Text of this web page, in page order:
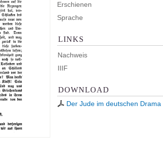
Erschienen
Sprache
LINKS
Nachweis
IIIF
DOWNLOAD
Der Jude im deutschen Drama